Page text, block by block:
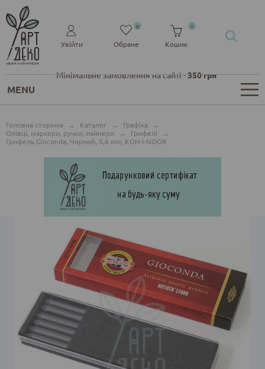
Мінімальне замовлення на сайті -350 грн
Увійти Обране
0
Кошик
0
MENU
Головна сторінка → Каталог → Графіка
→
Олівці, маркери, ручки, лайнери
→ Грифелі
→
Грифель Gioconda, Чорний, 5,6 мм, KOH-I-NOOR